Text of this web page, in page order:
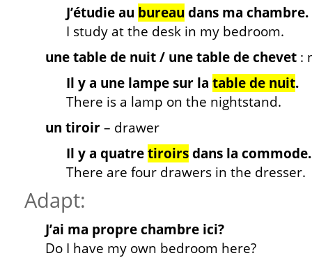
J’étudie au bureau dans ma chambre.
I study at the desk in my bedroom.
une table de nuit / une table de chevet :
Il y a une lampe sur la table de nuit.
There is a lamp on the nightstand.
un tiroir– drawer
Il y a quatretiroirsdans la commode.
There are four drawers in the dresser.
Adapt:
J’ai ma propre chambre ici?
Do I have my own bedroom here?